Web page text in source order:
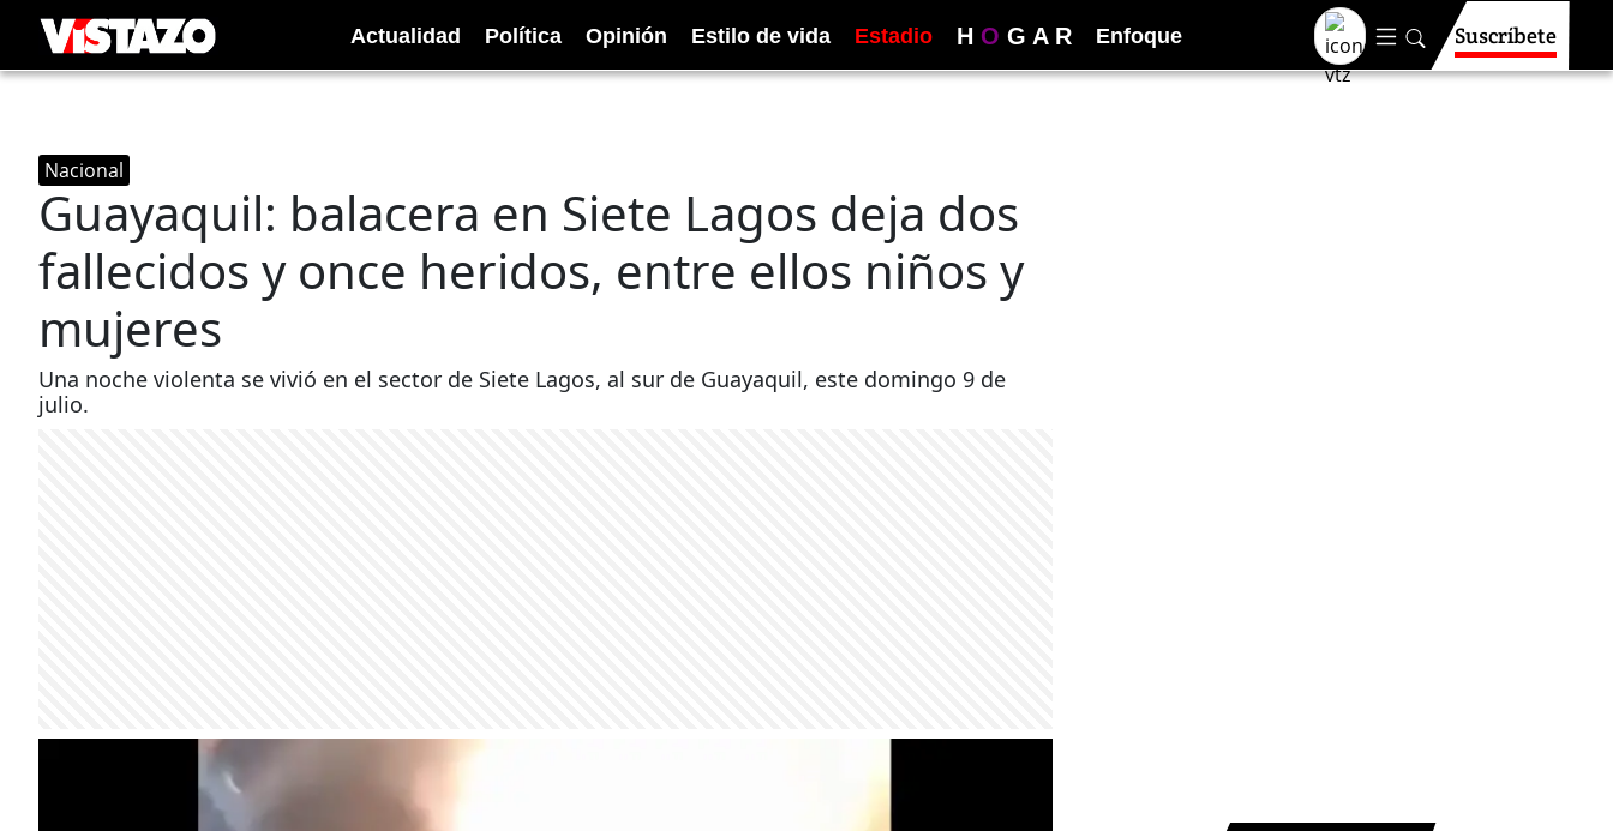
Actualidad Política Opinión Estilo de vida Estadio H O G A R Enfoque Suscríbete
Nacional
Guayaquil: balacera en Siete Lagos deja dos
fallecidos y once heridos, entre ellos niños y
mujeres
Una noche violenta se vivió en el sector de Siete Lagos, al sur de Guayaquil, este domingo 9 de
julio.